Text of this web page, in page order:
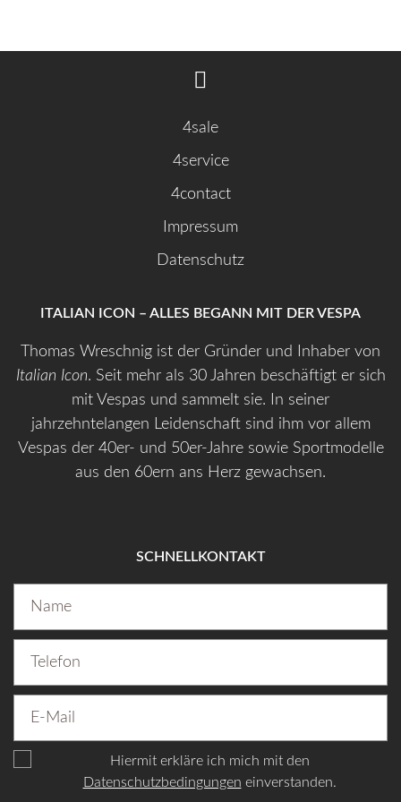
4sale
4service
4contact
Impressum
Datenschutz
ITALIAN ICON – ALLES BEGANN MIT DER VESPA
Thomas Wreschnig ist der Gründer und Inhaber von
Italian Icon. Seit mehr als 30 Jahren beschäftigt er sich
mit Vespas und sammelt sie. In seiner
jahrzehntelangen Leidenschaft sind ihm vor allem
Vespas der 40er- und 50er-Jahre sowie Sportmodelle
aus den 60ern ans Herz gewachsen.
SCHNELLKONTAKT
Hiermit erkläre ich mich mit den
Datenschutzbedingungen einverstanden.